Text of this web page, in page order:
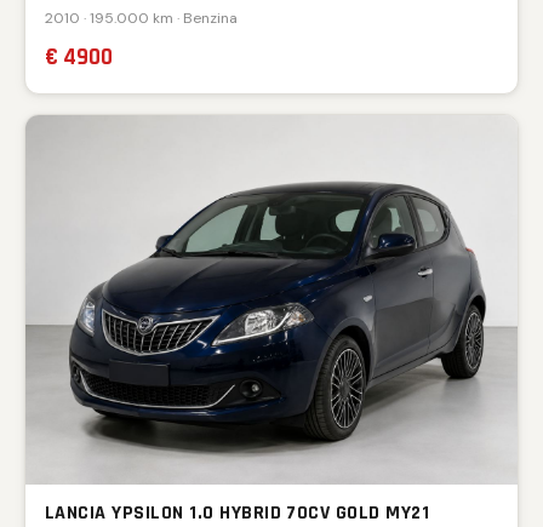
2010 · 195.000 km · Benzina
€ 4900
LANCIA YPSILON 1.0 HYBRID 70CV GOLD MY21